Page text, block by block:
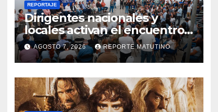
REPORTAJE
Dirigentes nacionales y
locales activan el encuentro
«Repensando a Venezuela»
para impulsar propuestas
desde las comunidades
AGOSTO 7, 2026 REPORTE MATUTINO